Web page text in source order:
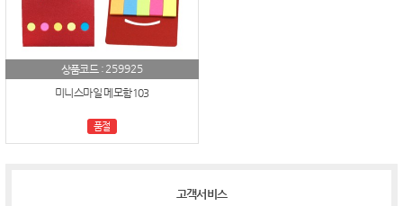
상품코드 :259925
미니스마일 메모함103
품절
고객서비스